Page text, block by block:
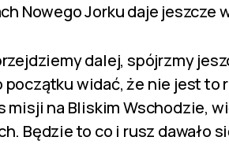
Nowego Jorku daje jeszcze
dalej, spójrzmy
początku widać, że nie jest to
misji na Bliskim Wschodzie,
Będzie to co i rusz dawało